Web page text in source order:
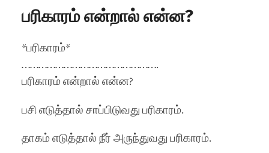
பரிகாரம் என்றால் என்ன?
*பரிகாரம்*
………………………………………….
பரிகாரம் என்றால் என்ன?
பசி எடுத்தால் சாப்பிடுவது பரிகாரம்.
தாகம் எடுத்தால் நீர் அருந்துவது பரிகாரம்.